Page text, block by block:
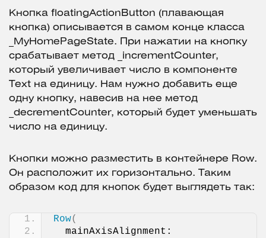
Кнопка floatingActionButton (плавающая
кнопка) описывается в самом конце класса
_MyHomePageState. При нажатии на кнопку
срабатывает метод _incrementCounter,
который увеличивает число в компоненте
Text на единицу. Нам нужно добавить еще
одну кнопку, навесив на нее метод
_decrementCounter, который будет уменьшать
число на единицу.
Кнопки можно разместить в контейнере Row.
Он расположит их горизонтально. Таким
образом код для кнопок будет выглядеть так:
Row(
  mainAxisAlignment: